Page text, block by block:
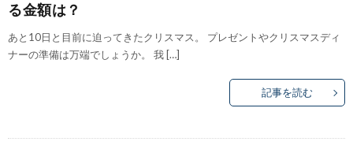
る金額は？
あと10日と目前に迫ってきたクリスマス。 プレゼントやクリスマスディ
ナーの準備は万端でしょうか。 我 […]
記事を読む